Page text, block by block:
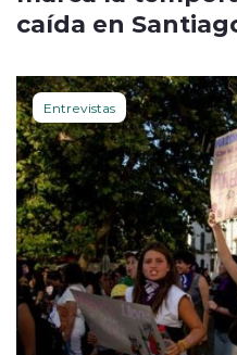
caída en
Entrevistas